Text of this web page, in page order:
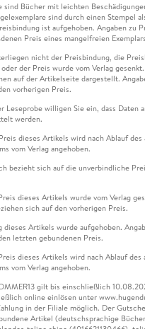
sind Bücher mit leichten
sind durch einen Stempel
ist aufgehoben. Angaben zu
Preis eines mangelfreien
nicht der Preisbindung, die
der Preis wurde vom Verlag
auf der Artikelseite dargestellt.
vorherigen Preis.
Leseprobe willigen Sie ein, dass Daten
werden.
dieses Artikels wird nach Ablauf
vom Verlag angehoben.
bezieht sich auf die unverbindliche
dieses Artikels wurde vom Verlag
sich auf den vorherigen Preis.
dieses Artikels wurde aufgehoben.
letzten gebundenen Preis.
dieses Artikels wird nach Ablauf
vom Verlag angehoben.
gilt bis einschließlich
online einlösen unter
in der Filiale möglich. Der
Artikel (deutschsprachige